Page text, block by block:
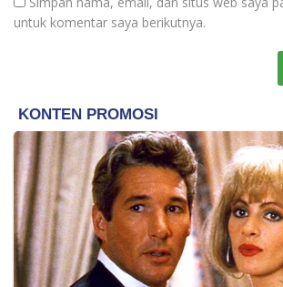
untuk komentar saya berikutnya.